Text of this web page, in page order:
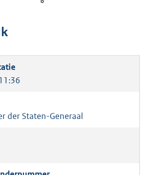
der Staten-Generaal